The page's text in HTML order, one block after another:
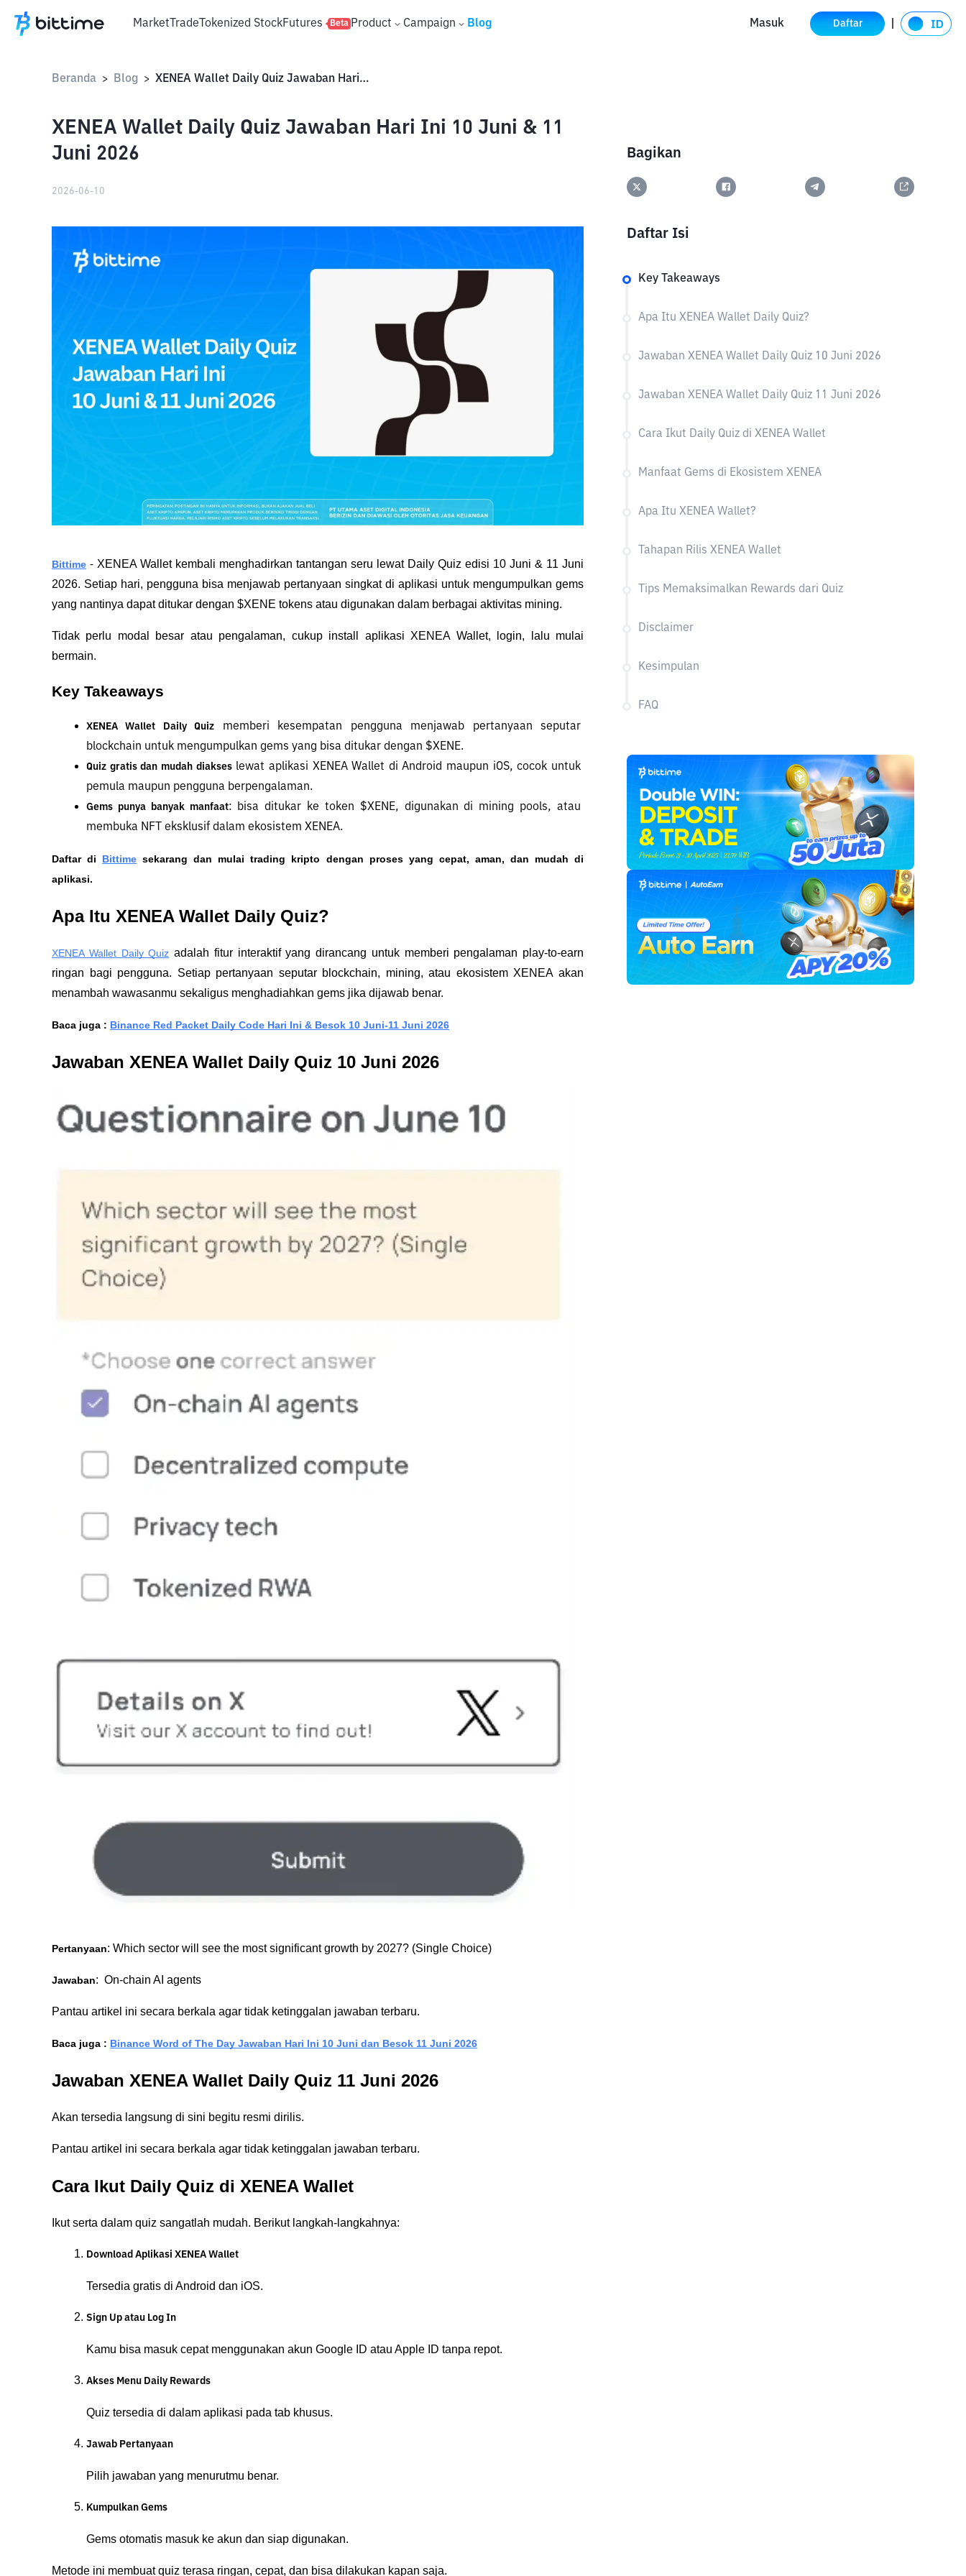
MarketTradeTokenized StockFutures Beta Product Campaign Blog Masuk Daftar
Beranda > Blog > XENEA Wallet Daily Quiz Jawaban Hari Ini 10 Juni & 11 Juni 2026
XENEA Wallet Daily Quiz Jawaban Hari Ini 10 Juni & 11
Juni 2026
2026-06-10
Bittime - XENEA Wallet kembali menghadirkan tantangan seru lewat Daily Quiz edisi 10 Juni & 11 Juni
2026. Setiap hari, pengguna bisa menjawab pertanyaan singkat di aplikasi untuk mengumpulkan gems
yang nantinya dapat ditukar dengan $XENE tokens atau digunakan dalam berbagai aktivitas mining.
Tidak perlu modal besar atau pengalaman, cukup install aplikasi XENEA Wallet, login, lalu mulai
bermain.
Key Takeaways
XENEA Wallet Daily Quiz memberi kesempatan pengguna menjawab pertanyaan seputar
blockchain untuk mengumpulkan gems yang bisa ditukar dengan $XENE.
Quiz gratis dan mudah diakses lewat aplikasi XENEA Wallet di Android maupun iOS, cocok untuk
pemula maupun pengguna berpengalaman.
Gems punya banyak manfaat: bisa ditukar ke token $XENE, digunakan di mining pools, atau
membuka NFT eksklusif dalam ekosistem XENEA.
Daftar di Bittime sekarang dan mulai trading kripto dengan proses yang cepat, aman, dan mudah di
aplikasi.
Apa Itu XENEA Wallet Daily Quiz?
XENEA Wallet Daily Quiz adalah fitur interaktif yang dirancang untuk memberi pengalaman play-to-earn
ringan bagi pengguna. Setiap pertanyaan seputar blockchain, mining, atau ekosistem XENEA akan
menambah wawasanmu sekaligus menghadiahkan gems jika dijawab benar.
Baca juga : Binance Red Packet Daily Code Hari Ini & Besok 10 Juni-11 Juni 2026
Jawaban XENEA Wallet Daily Quiz 10 Juni 2026
Pertanyaan: Which sector will see the most significant growth by 2027? (Single Choice)
Jawaban:  On-chain AI agents
Pantau artikel ini secara berkala agar tidak ketinggalan jawaban terbaru.
Baca juga : Binance Word of The Day Jawaban Hari Ini 10 Juni dan Besok 11 Juni 2026
Jawaban XENEA Wallet Daily Quiz 11 Juni 2026
Akan tersedia langsung di sini begitu resmi dirilis.
Pantau artikel ini secara berkala agar tidak ketinggalan jawaban terbaru.
Cara Ikut Daily Quiz di XENEA Wallet
Ikut serta dalam quiz sangatlah mudah. Berikut langkah-langkahnya:
Download Aplikasi XENEA Wallet
Tersedia gratis di Android dan iOS.
Sign Up atau Log In
Kamu bisa masuk cepat menggunakan akun Google ID atau Apple ID tanpa repot.
Akses Menu Daily Rewards
Quiz tersedia di dalam aplikasi pada tab khusus.
Jawab Pertanyaan
Pilih jawaban yang menurutmu benar.
Kumpulkan Gems
Gems otomatis masuk ke akun dan siap digunakan.
Metode ini membuat quiz terasa ringan, cepat, dan bisa dilakukan kapan saja.
Bagikan
Daftar Isi
Key Takeaways
Apa Itu XENEA Wallet Daily Quiz?
Jawaban XENEA Wallet Daily Quiz 10 Juni 2026
Jawaban XENEA Wallet Daily Quiz 11 Juni 2026
Cara Ikut Daily Quiz di XENEA Wallet
Manfaat Gems di Ekosistem XENEA
Apa Itu XENEA Wallet?
Tahapan Rilis XENEA Wallet
Tips Memaksimalkan Rewards dari Quiz
Disclaimer
Kesimpulan
FAQ